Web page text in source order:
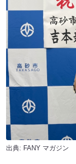
出典: FANY マガジン